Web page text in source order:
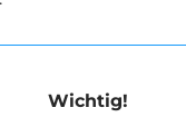
Wichtig!